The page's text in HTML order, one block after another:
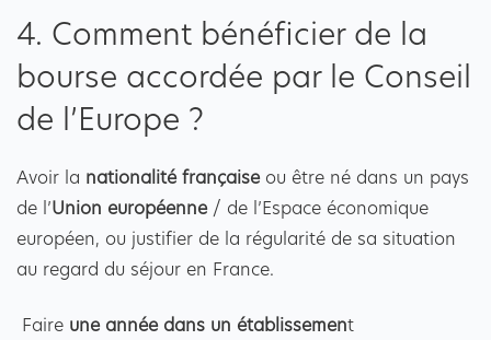
4. Comment bénéficier de la
bourse accordée par le Conseil
de l’Europe ?
Avoir la nationalité française ou être né dans un pays
de l’Union européenne/ de l’Espace économique
européen, ou justifier de la régularité de sa situation
au regard du séjour en France.
Faire une année dans un établissement